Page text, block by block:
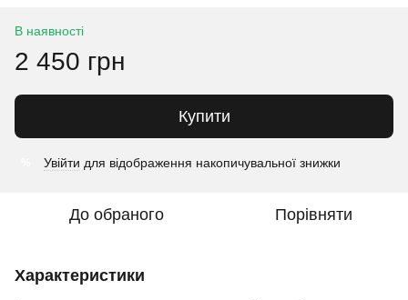
В наявності
2 450 грн
Купити
Увійти для відображення накопичувальної знижки
До обраного Порівняти
Характеристики